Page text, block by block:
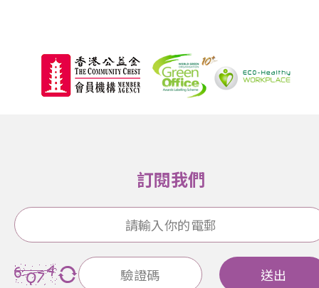
訂閱我們
送出